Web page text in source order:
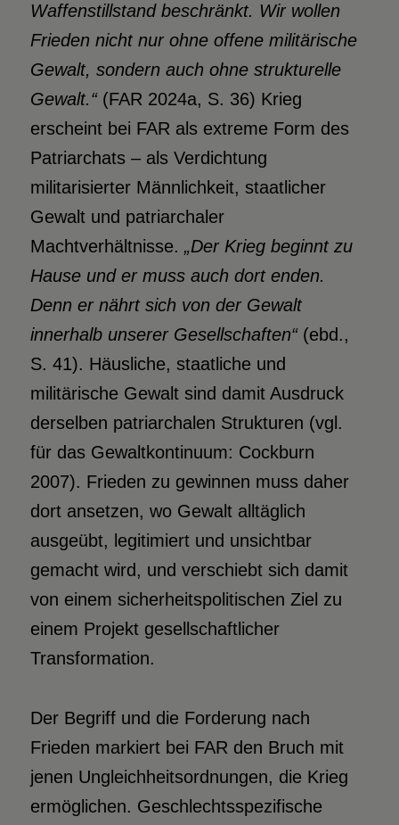
Waffenstillstand beschränkt. Wir wollen
Frieden nicht nur ohne offene militärische
Gewalt, sondern auch ohne strukturelle
Gewalt.“(FAR 2024a, S. 36) Krieg
erscheint bei FAR als extreme Form des
Patriarchats – als Verdichtung
militarisierter Männlichkeit, staatlicher
Gewalt und patriarchaler
Machtverhältnisse. „Der Krieg beginnt zu
Hause und er muss auch dort enden.
Denn er nährt sich von der Gewalt
innerhalb unserer Gesellschaften“(ebd.,
S. 41). Häusliche, staatliche und
militärische Gewalt sind damit Ausdruck
derselben patriarchalen Strukturen (vgl.
für das Gewaltkontinuum: Cockburn
2007). Frieden zu gewinnen muss daher
dort ansetzen, wo Gewalt alltäglich
ausgeübt, legitimiert und unsichtbar
gemacht wird, und verschiebt sich damit
von einem sicherheitspolitischen Ziel zu
einem Projekt gesellschaftlicher
Transformation.
Der Begriff und die Forderung nach
Frieden markiert bei FAR den Bruch mit
jenen Ungleichheitsordnungen, die Krieg
ermöglichen. Geschlechtsspezifische